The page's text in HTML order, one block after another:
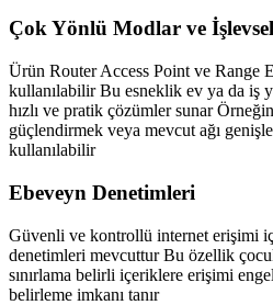
Çok Yönlü Modlar ve
Ürün Router Access Point ve Range
kullanılabilir Bu esneklik ev ya da iş
hızlı ve pratik çözümler sunar
güçlendirmek veya mevcut ağı
kullanılabilir
Ebeveyn Denetimleri
Güvenli ve kontrollü internet erişimi
denetimleri mevcuttur Bu özellik
sınırlama belirli içeriklere erişimi
belirleme imkanı tanır